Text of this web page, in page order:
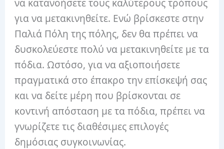
να κατανοήσετε τους καλύτερους τρόπους
για να μετακινηθείτε. Ενώ βρίσκεστε στην
Παλιά Πόλη της πόλης, δεν θα πρέπει να
δυσκολεύεστε πολύ να μετακινηθείτε με τα
πόδια. Ωστόσο, για να αξιοποιήσετε
πραγματικά στο έπακρο την επίσκεψή σας
και να δείτε μέρη που βρίσκονται σε
κοντινή απόσταση με τα πόδια, πρέπει να
γνωρίζετε τις διαθέσιμες επιλογές
δημόσιας συγκοινωνίας.